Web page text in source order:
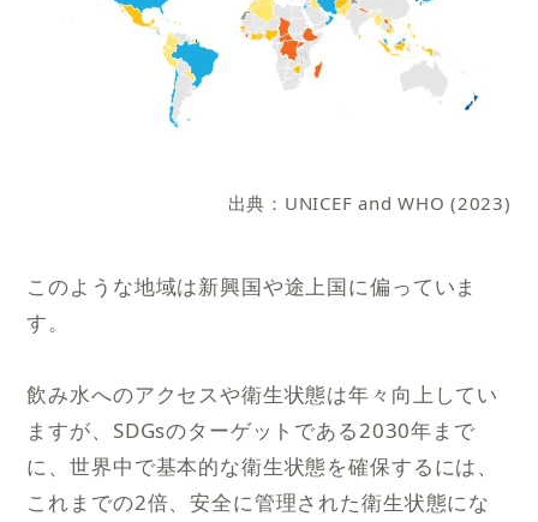
出典：UNICEF and WHO (2023)
このような地域は新興国や途上国に偏っていま
す。
飲み水へのアクセスや衛生状態は年々向上してい
ますが、SDGsのターゲットである2030年まで
に、世界中で基本的な衛生状態を確保するには、
これまでの2倍、安全に管理された衛生状態にな